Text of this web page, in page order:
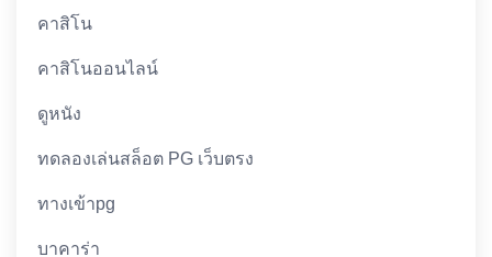
คาสิโน
คาสิโนออนไลน์
ดูหนัง
ทดลองเล่นสล็อต PG เว็บตรง
ทางเข้าpg
บาคาร่า